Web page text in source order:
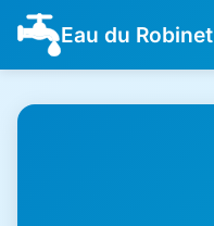
Eau du Robinet